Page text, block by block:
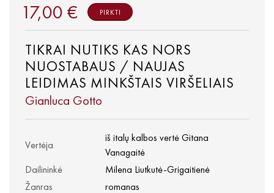
TIKRAI NUTIKS KAS NORS
NUOSTABAUS / NAUJAS
LEIDIMAS MINKŠTAIS VIRŠELIAIS
Gianluca Gotto
Vertėja
iš italų kalbos vertė Gitana
Vanagaitė
Dailininkė
Milena Liutkutė-Grigaitienė
Žanras
romanas
17,00 € PIRKTI